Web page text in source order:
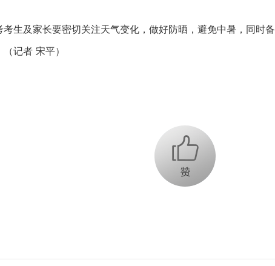
及家长要密切关注天气变化，做好防晒，避免中暑，同时
记者 宋平）
+1